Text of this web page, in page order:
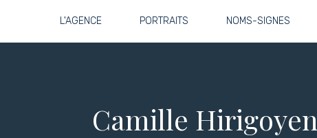
L'AGENCE PORTRAITS NOMS-SIGNES
Camille Hirigoyen